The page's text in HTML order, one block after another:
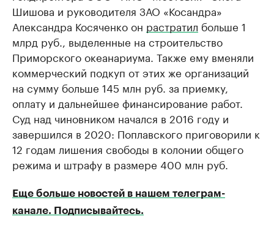
Шишова и руководителя ЗАО «Косандра»
Александра Косяченко он растратил больше 1
млрд руб., выделенные на строительство
Приморского океанариума. Также ему вменяли
коммерческий подкуп от этих же организаций
на сумму больше 145 млн руб. за приемку,
оплату и дальнейшее финансирование работ.
Суд над чиновником начался в 2016 году и
завершился в 2020: Поплавского приговорили к
12 годам лишения свободы в колонии общего
режима и штрафу в размере 400 млн руб.
Еще больше новостей в нашем телеграм-
канале. Подписывайтесь.